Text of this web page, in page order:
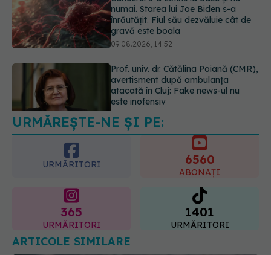
Prof. univ. dr. Cătălina Poiană (CMR),
avertisment după ambulanța
atacată în Cluj: Fake news-ul nu
este inofensiv
Greșeala periculoasă făcută de
bolnavii de rinichi în timpul caniculei
09.08.2026, 16:00
URMĂREȘTE-NE ȘI PE:
URMĂRITORI
365 1401
URMĂRITORI
ARTICOLE SIMILARE